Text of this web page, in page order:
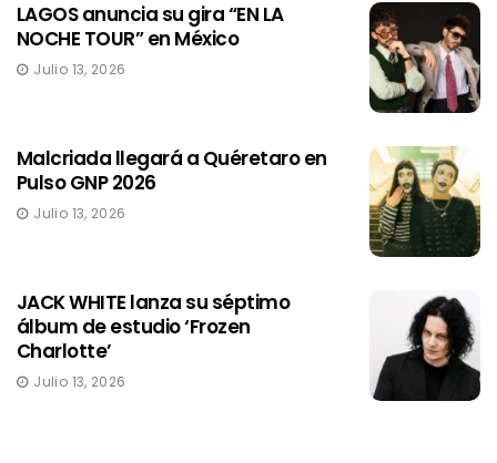
LAGOS anuncia su gira “EN LA
NOCHE TOUR” en México
Julio 13, 2026
Malcriada llegará a Quéretaro en
Pulso GNP 2026
Julio 13, 2026
JACK WHITE lanza su séptimo
álbum de estudio ‘Frozen
Charlotte’
Julio 13, 2026